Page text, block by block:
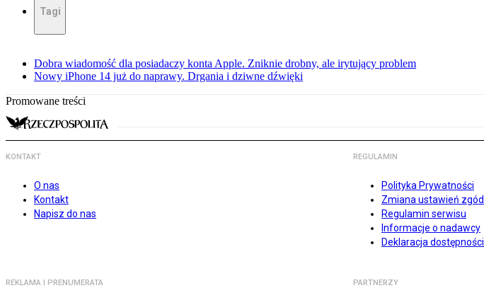
Tagi
Dobra wiadomość dla posiadaczy konta Apple. Zniknie drobny, ale irytujący problem
Nowy iPhone 14 już do naprawy. Drgania i dziwne dźwięki
Promowane treści
KONTAKT
O nas
Kontakt
Napisz do nas
REGULAMIN
Polityka Prywatności
Zmiana ustawień zgód
Regulamin serwisu
Informacje o nadawcy
Deklaracja dostępności
REKLAMA I PRENUMERATA PARTNERZY